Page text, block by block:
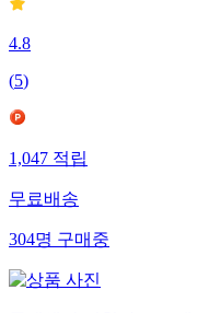
4.8
(5)
1,047적립
무료배송
304명구매중